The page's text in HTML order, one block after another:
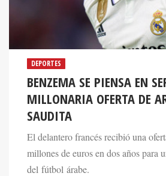
DEPORTES
BENZEMA SE PIENSA EN
MILLONARIA OFERTA DE
SAUDITA
El delantero francés recibió una
millones de euros en dos años para
del fútbol árabe.